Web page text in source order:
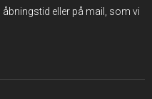
eller på mail, som vi